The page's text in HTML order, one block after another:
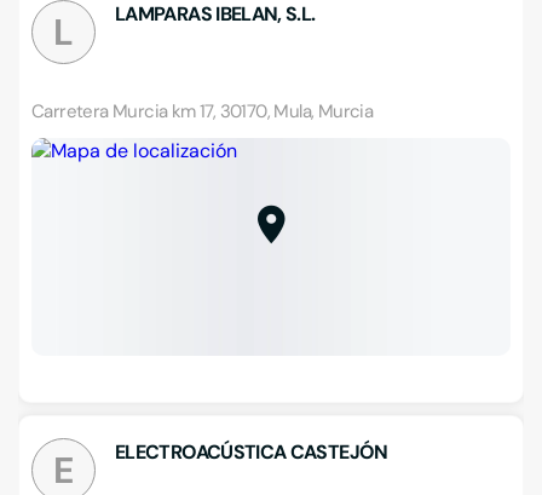
L LAMPARAS IBELAN, S.L.
Carretera Murcia km 17, 30170, Mula, Murcia
E ELECTROACÚSTICA CASTEJÓN